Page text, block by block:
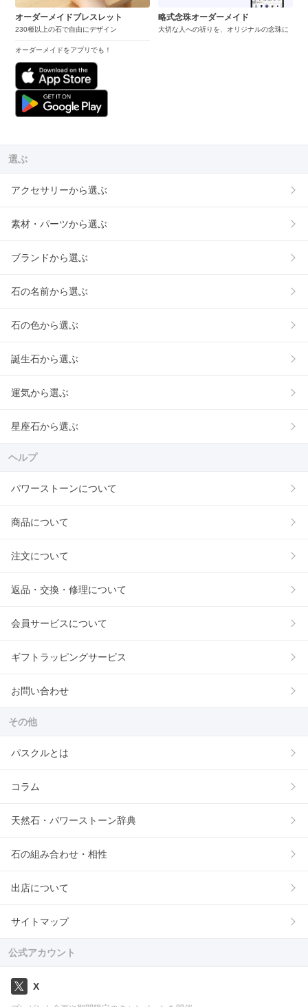
オーダーメイドブレスレット
230種以上の石で自由にデザイン
オーダーメイドをアプリでも！
略式念珠オーダーメイド
大切な人への祈りを、オリジナルの念珠に
選ぶ
アクセサリーから選ぶ
素材・パーツから選ぶ
ブランドから選ぶ
石の名前から選ぶ
石の色から選ぶ
誕生石から選ぶ
運気から選ぶ
星座石から選ぶ
ヘルプ
パワーストーンについて
商品について
注文について
返品・交換・修理について
会員サービスについて
ギフトラッピングサービス
お問い合わせ
その他
パスクルとは
コラム
天然石・パワーストーン辞典
石の組み合わせ・相性
出店について
サイトマップ
公式アカウント
X